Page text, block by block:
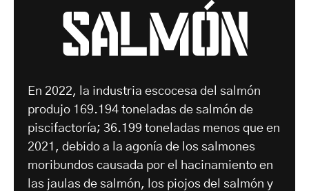
salmón
En 2022, la industria escocesa del salmón
produjo 169.194 toneladas de salmón de
piscifactoría; 36.199 toneladas menos que en
2021, debido a la agonía de los salmones
moribundos causada por el hacinamiento en
las jaulas de salmón, los piojos del salmón y